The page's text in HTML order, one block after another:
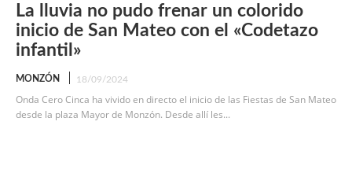
La lluvia no pudo frenar un colorido
inicio de San Mateo con el «Codetazo
infantil»
MONZÓN 18/09/2024
Onda Cero Cinca ha vivido en directo el inicio de las Fiestas de San Mateo
desde la plaza Mayor de Monzón. Desde allí les...